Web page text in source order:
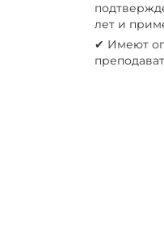
лет и
✔︎ Имеют